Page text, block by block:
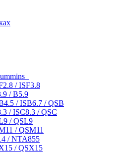
/ ISF3.8
/ B5.9
/ ISB6.7 / QSB
/ ISC8.3 / QSC
/ QSL9
/ QSM11
/ NTA855
/ QSX15